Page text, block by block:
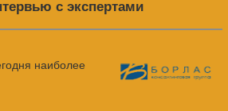
с экспертами
наиболее